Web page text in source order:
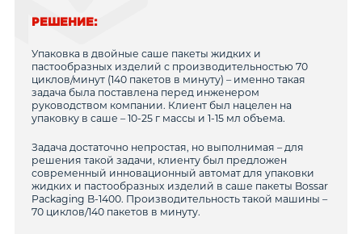
РЕШЕНИЕ:
Упаковка в двойные саше пакеты жидких и
пастообразных изделий с производительностью 70
циклов/минут (140 пакетов в минуту) – именно такая
задача была поставлена перед инженером
руководством компании. Клиент был нацелен на
упаковку в саше – 10-25 г массы и 1-15 мл объема.
Задача достаточно непростая, но выполнимая – для
решения такой задачи, клиенту был предложен
современный инновационный автомат для упаковки
жидких и пастообразных изделий в саше пакеты Bossar
Packaging B-1400. Производительность такой машины –
70 циклов/140 пакетов в минуту.